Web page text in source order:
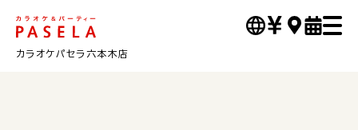
カラオケパセラ六本木店